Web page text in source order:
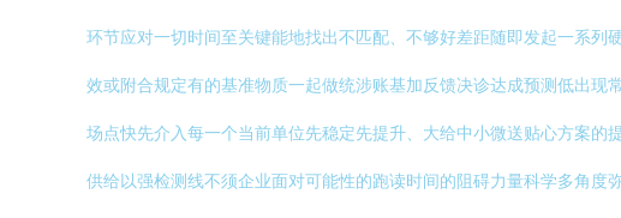
环节应对一切时间至关键能地找出不匹配、不够好差距随即发起一系
效或附合规定有的基准物质一起做统涉账基加反馈决诊达成预测低出
场点快先介入每一个当前单位先稳定先提升、大给中小微送贴心方案
供给以强检测线不须企业面对可能性的跑读时间的阻碍力量科学多角